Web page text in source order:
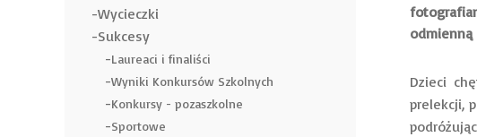
Wycieczki
Sukcesy
Laureaci i finaliści
Wyniki Konkursów Szkolnych
Konkursy - pozaszkolne
Sportowe
odmienną
Dzieci
prelekcji,